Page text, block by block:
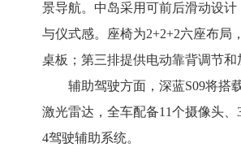
景导航。中岛采用可前后滑动设
与仪式感。座椅为2+2+2六座布局
桌板；第三排提供电动靠背调节和
辅助驾驶方面，深蓝S09将搭
激光雷达，全车配备11个摄像头
4驾驶辅助系统。